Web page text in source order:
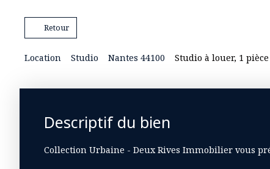
Retour
Location Studio Nantes 44100 Studio à louer, 1
Descriptif du bien
Collection Urbaine - Deux Rives Immobilier vous